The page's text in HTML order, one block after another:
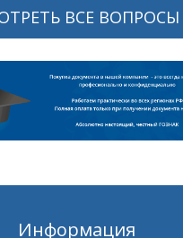
ВСЕ ВОПРОСЫ
Информация